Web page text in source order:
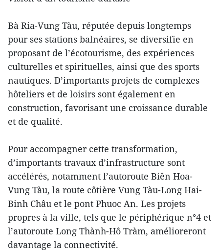
Bà Ria-Vung Tàu, réputée depuis longtemps
pour ses stations balnéaires, se diversifie en
proposant de l’écotourisme, des expériences
culturelles et spirituelles, ainsi que des sports
nautiques. D’importants projets de complexes
hôteliers et de loisirs sont également en
construction, favorisant une croissance durable
et de qualité.
Pour accompagner cette transformation,
d’importants travaux d’infrastructure sont
accélérés, notamment l’autoroute Biên Hoa-
Vung Tàu, la route côtière Vung Tàu-Long Hai-
Binh Châu et le pont Phuoc An. Les projets
propres à la ville, tels que le périphérique n°4 et
l’autoroute Long Thành-Hô Tràm, amélioreront
davantage la connectivité.